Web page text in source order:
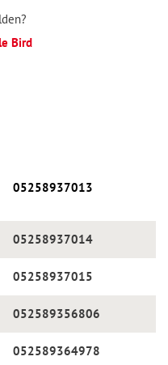
05258937013
05258937014
05258937015
052589356806
052589364978
Bird